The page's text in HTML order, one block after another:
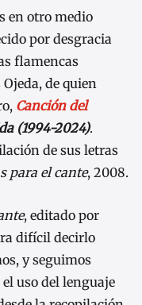
en otro medio
por desgracia
flamencas
de quien
Canción del
(1994-2024).
de sus letras
para el cante, 2008.
, editado por
difícil decirlo
y seguimos
uso del lenguaje